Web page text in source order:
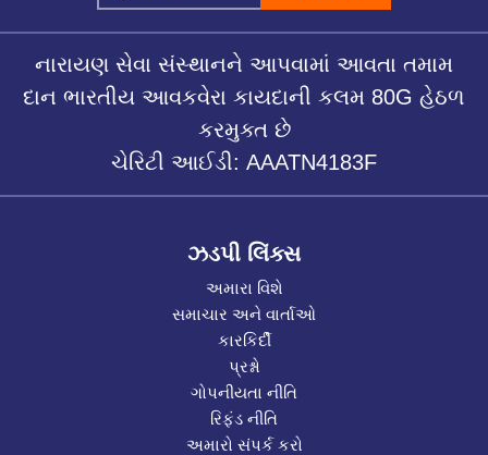
નારાયણ સેવા સંસ્થાનને આપવામાં આવતા તમામ
દાન ભારતીય આવકવેરા કાયદાની કલમ 80G હેઠળ
કરમુક્ત છે
ચેરિટી આઈડી: AAATN4183F
ઝડપી લિંક્સ
અમારા વિશે
સમાચાર અને વાર્તાઓ
કારકિર્દી
પ્રશ્નો
ગોપનીયતા નીતિ
રિફંડ નીતિ
અમારો સંપર્ક કરો